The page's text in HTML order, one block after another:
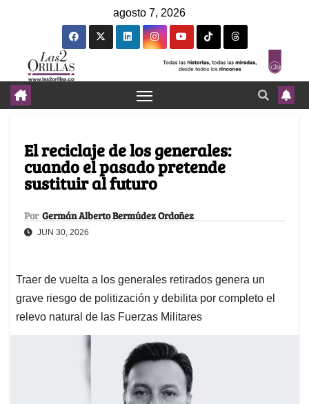
agosto 7, 2026
El reciclaje de los generales:
cuando el pasado pretende
sustituir al futuro
Por Germán Alberto Bermúdez Ordoñez
JUN 30, 2026
Traer de vuelta a los generales retirados genera un
grave riesgo de politización y debilita por completo el
relevo natural de las Fuerzas Militares